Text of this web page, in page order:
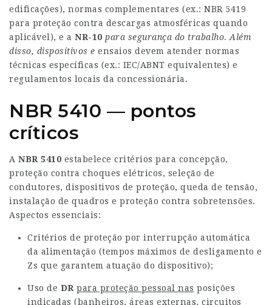
edificações), normas complementares (ex.: NBR 5419
para proteção contra descargas atmosféricas quando
aplicável), e a NR-10 para segurança do trabalho. Além
disso, dispositivos e ensaios devem atender normas
técnicas específicas (ex.: IEC/ABNT equivalentes) e
regulamentos locais da concessionária.
NBR 5410 — pontos
críticos
A NBR 5410 estabelece critérios para concepção,
proteção contra choques elétricos, seleção de
condutores, dispositivos de proteção, queda de tensão,
instalação de quadros e proteção contra sobretensões.
Aspectos essenciais:
Critérios de proteção por interrupção automática
da alimentação (tempos máximos de desligamento e
Zs que garantem atuação do dispositivo);
Uso de DR para proteção pessoal nas posições
indicadas (banheiros, áreas externas, circuitos